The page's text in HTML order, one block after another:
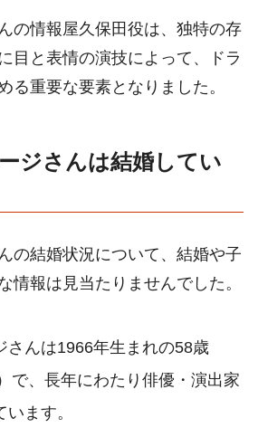
の情報屋久保田役は、独特の存
目と表情の演技によって、ドラ
る重要な要素となりました。
ジさんは結婚してい
の結婚状況について、結婚や子
情報は見当たりませんでした。
さんは1966年生まれの58歳
で、長年にわたり俳優・演出家
います。